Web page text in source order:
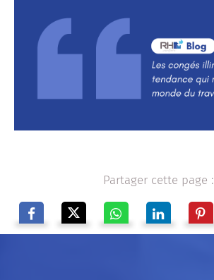
Partager cette page :